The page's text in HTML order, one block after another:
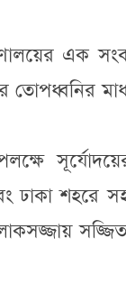
এক
তোপধ্বনির
ঢাকা শহরে